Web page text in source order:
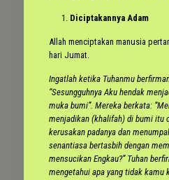
Diciptakannya Adam
Allah menciptakan manusia
hari Jumat.
Ingatlah ketika Tuhanmu
“Sesungguhnya Aku hendak
muka bumi”. Mereka berkata:
menjadikan (khalifah) di bumi itu
kerusakan padanya dan
senantiasa bertasbih dengan
mensucikan Engkau?” Tuhan
mengetahui apa yang tidak kamu